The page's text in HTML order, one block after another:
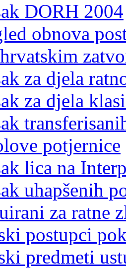
DORH 2004
obnova
za djela
za djela
potjernice
lica na
uhapšenih
za ratne
postupci
predmeti